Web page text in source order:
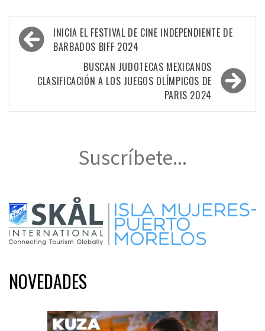
Navegación
de
entradas
INICIA EL FESTIVAL DE CINE INDEPENDIENTE DE
BARBADOS BIFF 2024
BUSCAN JUDOTECAS MEXICANOS
CLASIFICACIÓN A LOS JUEGOS OLÍMPICOS DE
PARIS 2024
Suscríbete...
NOVEDADES